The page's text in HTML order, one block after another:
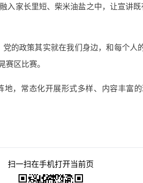
入家长里短、柴米油盐之中，让宣讲
的政策其实就在我们身边，和每个人
区比赛。
，常态化开展形式多样、内容丰富
扫一扫在手机打开当前页